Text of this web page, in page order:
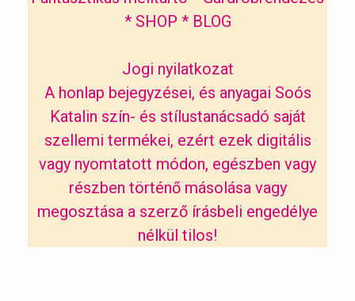
* SHOP * BLOG
Jogi nyilatkozat
A honlap bejegyzései, és anyagai Soós
Katalin szín- és stílustanácsadó saját
szellemi termékei, ezért ezek digitális
vagy nyomtatott módon, egészben vagy
részben történő másolása vagy
megosztása a szerző írásbeli engedélye
nélkül tilos!